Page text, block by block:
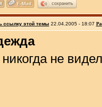
сохранить
ссылку этой темы 22.04.2005 - 18:07
не